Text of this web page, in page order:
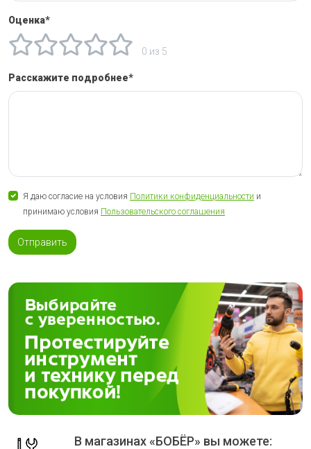
Оценка*
0 из 5
Расскажите подробнее*
Я даю согласие на условия Политики конфиденциальности и
принимаю условия Пользовательского соглашения
Отправить
В магазинах «БОБЁР» вы можете: